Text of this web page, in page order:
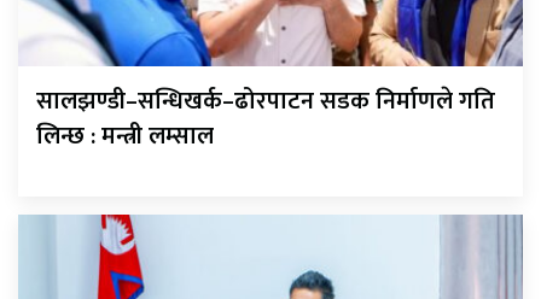
सालझण्डी–सन्धिखर्क–ढोरपाटन सडक निर्माणले गति
लिन्छ : मन्त्री लम्साल